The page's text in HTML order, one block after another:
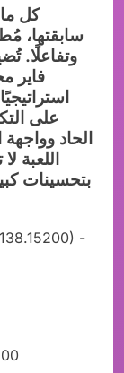
سابقتها،
وتفاعلًا.
فاير
على
الحاد
اللعبة
بتحسينات